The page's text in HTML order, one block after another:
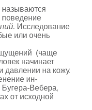
поведение
Исследование
или очень
(чаще
начинает
давлении на кожу.
ин­
Вебера,
от исходной